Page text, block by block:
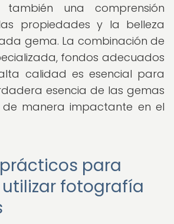
también una comprensión
propiedades y la belleza
gema. La combinación de
fondos adecuados
calidad es esencial para
esencia de las gemas
manera impactante en el
para
fotografía